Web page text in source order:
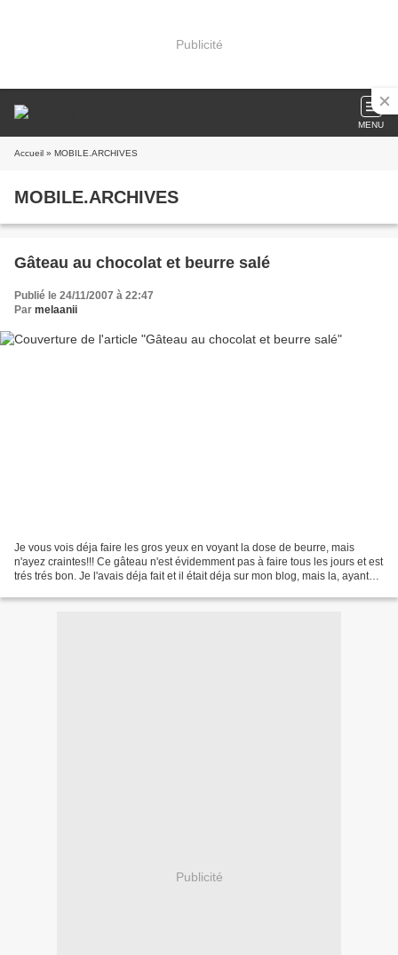
Publicité
MENU
Accueil » MOBILE.ARCHIVES
MOBILE.ARCHIVES
Gâteau au chocolat et beurre salé
Publié le 24/11/2007 à 22:47
Par melaanii
Je vous vois déja faire les gros yeux en voyant la dose de beurre, mais
n'ayez craintes!!! Ce gâteau n'est évidemment pas à faire tous les jours et est
trés trés bon. Je l'avais déja fait et il était déja sur mon blog, mais la, ayant
Publicité